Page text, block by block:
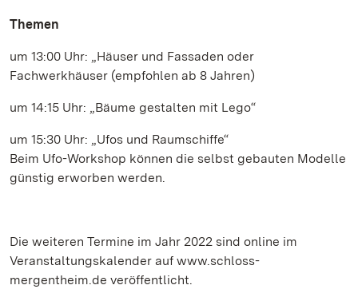
Themen
um 13:00 Uhr: „Häuser und Fassaden oder
Fachwerkhäuser (empfohlen ab 8 Jahren)
um 14:15 Uhr: „Bäume gestalten mit Lego“
um 15:30 Uhr: „Ufos und Raumschiffe“
Beim Ufo-Workshop können die selbst gebauten Modelle
günstig erworben werden.
Die weiteren Termine im Jahr 2022 sind online im
Veranstaltungskalender auf www.schloss-
mergentheim.de veröffentlicht.